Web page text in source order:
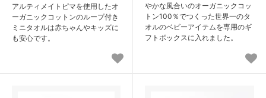
アルティメイトピマを使用したオ
ーガニックコットンのループ付き
ミニタオルは赤ちゃんやキッズに
も安心です。
やかな風合いのオーガニックコッ
トン100％でつくった世界一のタ
オルのベビーアイテムを専用のギ
フトボックスに入れました。